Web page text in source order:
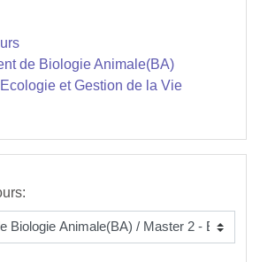
de Biologie Animale(BA)
et Gestion de la Vie